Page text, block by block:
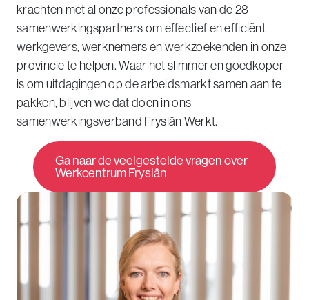
krachten met al onze professionals van de 28
samenwerkingspartners om effectief en efficiënt
werkgevers, werknemers en werkzoekenden in onze
provincie te helpen. Waar het slimmer en goedkoper
is om uitdagingen op de arbeidsmarkt samen aan te
pakken, blijven we dat doen in ons
samenwerkingsverband Fryslân Werkt.
Ga naar de veelgestelde vragen over
Werkcentrum Fryslân